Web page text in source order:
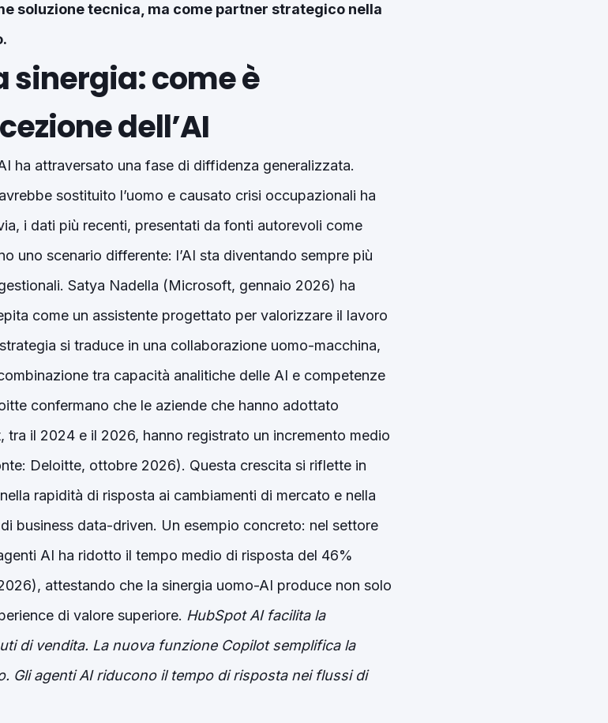
soluzione tecnica, ma come partner strategico nella
sinergia: come è
dell’AI
ha attraversato una fase di diffidenza generalizzata.
sostituito l’uomo e causato crisi occupazionali ha
i dati più recenti, presentati da fonti autorevoli come
uno scenario differente: l’AI sta diventando sempre più
Satya Nadella (Microsoft, gennaio 2026) ha
come un assistente progettato per valorizzare il lavoro
si traduce in una collaborazione uomo-macchina,
tra capacità analitiche delle AI e competenze
confermano che le aziende che hanno adottato
il 2024 e il 2026, hanno registrato un incremento medio
Deloitte, ottobre 2026). Questa crescita si riflette in
rapidità di risposta ai cambiamenti di mercato e nella
business data-driven. Un esempio concreto: nel settore
AI ha ridotto il tempo medio di risposta del 46%
attestando che la sinergia uomo-AI produce non solo
di valore superiore. HubSpot AI facilita la
di vendita. La nuova funzione Copilot semplifica la
Gli agenti AI riducono il tempo di risposta nei flussi di